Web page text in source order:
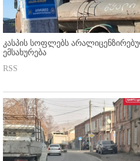
კასპის სოფლებს
ემსახურება
RSS